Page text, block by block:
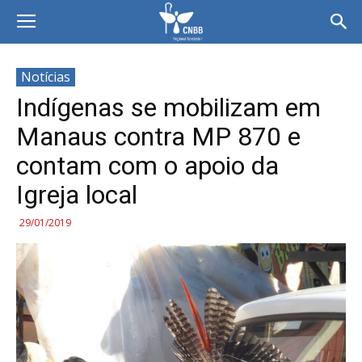
Notícias
Indígenas se mobilizam em
Manaus contra MP 870 e
contam com o apoio da
Igreja local
29/01/2019